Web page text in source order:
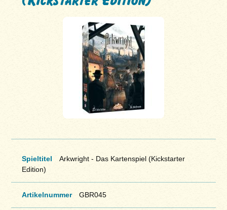
Spieltitel
Arkwright - Das Kartenspiel (Kickstarter
Edition)
Artikelnummer GBR045